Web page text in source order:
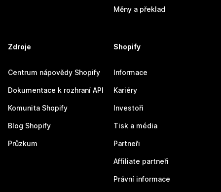
Měny a překlad
Zdroje
Centrum nápovědy Shopify
Dokumentace k rozhraní API
Komunita Shopify
Blog Shopify
Průzkum
Shopify
Informace
Kariéry
Investoři
Tisk a média
Partneři
Affiliate partneři
Právní informace